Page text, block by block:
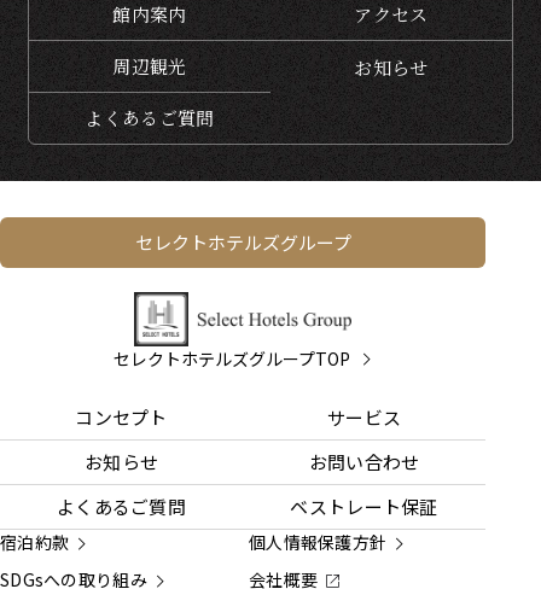
館内案内 アクセス
周辺観光 お知らせ
よくあるご質問
セレクトホテルズグループ
セレクトホテルズグループTOP
コンセプト
サービス
お知らせ
お問い合わせ
よくあるご質問
ベストレート保証
宿泊約款
個人情報保護方針
SDGsへの取り組み
会社概要